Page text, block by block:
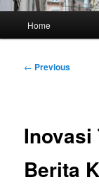
Home
Post
← Previous
Inovasi
Berita